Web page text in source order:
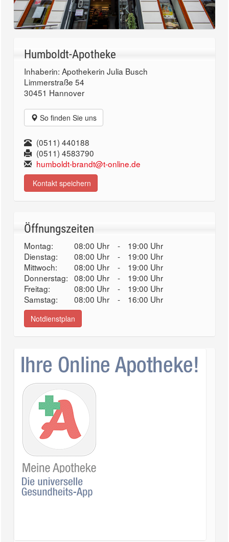
Humboldt-Apotheke
Inhaberin: Apothekerin Julia Busch
Limmerstraße 54
30451 Hannover
So finden Sie uns
(0511) 440188
(0511) 4583790
humboldt-brandt@t-online.de
Kontakt speichern
Öffnungszeiten
Montag: 08:00 Uhr -
19:00 Uhr
Dienstag:
08:00 Uhr -
19:00 Uhr
Mittwoch:
08:00 Uhr -
19:00 Uhr
Donnerstag: 08:00 Uhr -
19:00 Uhr
Freitag:
08:00 Uhr -
19:00 Uhr
Samstag:
08:00 Uhr - 16:00 Uhr
Notdienstplan